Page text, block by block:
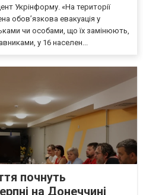
Укрінформу. «На території
обов’язкова евакуація у
чи особами, що їх замінюють,
у 16 населен...
почнуть
на Донеччині